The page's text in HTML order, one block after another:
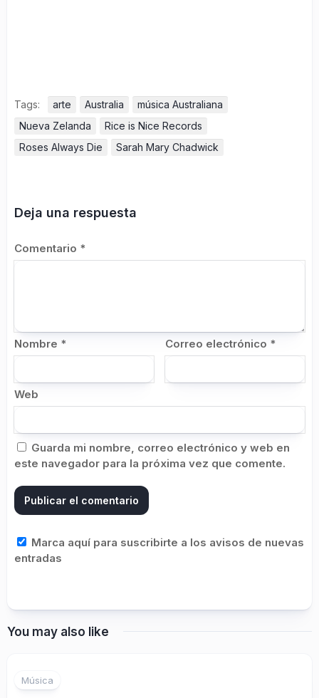
Tags: arte Australia
música Australiana
Nueva Zelanda
Rice is Nice Records
Roses Always Die
Sarah Mary Chadwick
Deja una respuesta
Comentario *
Nombre * Correo electrónico *
Web
Guarda mi nombre, correo electrónico y web en
este navegador para la próxima vez que comente.
Marca aquí para suscribirte a los avisos de nuevas
entradas
You may also like
Música